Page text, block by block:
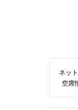
ネッ
空席